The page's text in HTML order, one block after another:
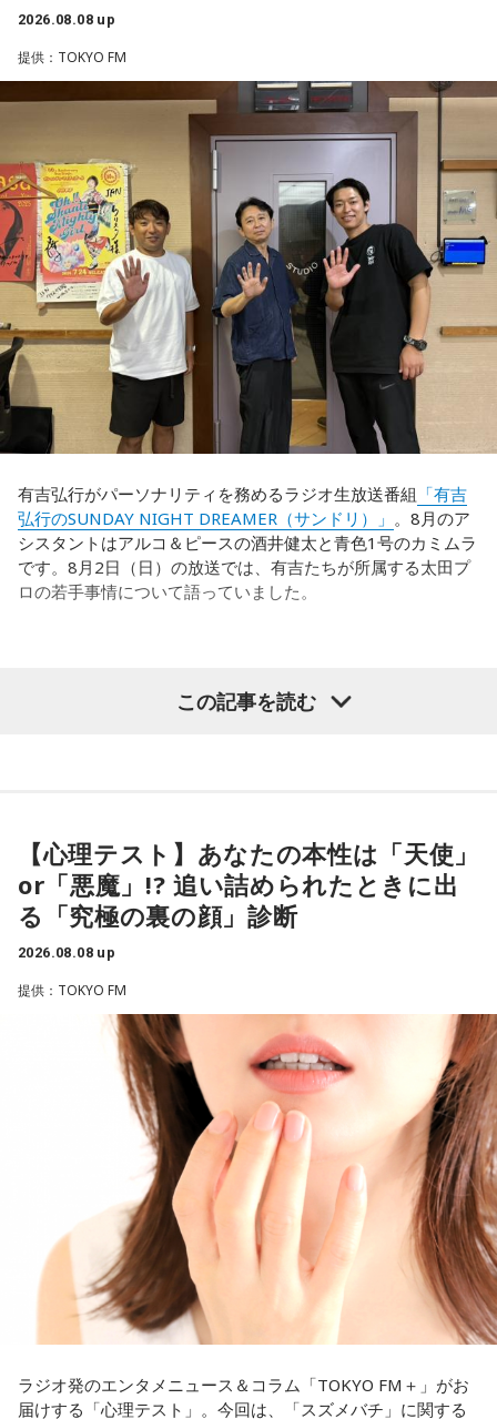
活かしながら幅広く活動しています。
◆福田正博がW杯ブラジル戦を総括
藤木：ブラジル戦で、前半は佐野海舟選手の素晴らしいイン
ターセプトからのゴールがありましたし、前半の終了間際に
は日本がボールを持つ時間もありました。しかし、後半に入
ってからブラジルが戦略を変えてきて、日本が一方的に押し
込まれてしまった。試合のなかで具体的な戦術が打ち出せな
かったと考えると、（選手のなかに）もう少し具体的な戦略
を示す人、ブレーンが必要なのかなと素人目には思ってしま
うのですが……。
福田：そういう見方も当然ありますし、それができれば一番
いいと思うのですが、森保監督は帰国後の会見で「戦術は後
出しジャンケンだ」と言っていたんです。どういうことかと
いうと、自分たちが変えたら相手がまた変えてくる、それに
対してまた変えていかなきゃならない。ベンチでその都度
に対して変化しなきゃいけない。「こういうやり方をしま
す」「だったらこう対応します」と。
そうすると、対応された側がまた変えてくるんですよ、それ
も試合中に。ですから、ベンチからでも戦術や戦略はある程
ブラジル戦のときも「守ろう」という気持ちはなくても、ブ
だ、これは日本だけではなく、アルゼンチンと対戦したイン
グランドもそういう展開になったんですよ。サッカーってそ
ういうスポーツなんですよね。
つまり、ベンチから何か言っても（すぐに戦術を）変えられ
るほど簡単なスポーツではないんです。なぜならば、相手が
それに対してまた変化をしてくるから。だから“個”の力を高め
◆世界で戦うために必要な“個”の力
藤木：今回、日本代表はケガ人が続出しましたが、それでも
あの戦いができたというのは、選手層も相当厚くなったとい
うことでしょうか？
福田：そうですね。選手層は厚くなっているし、森保監督の
「誰が出ても同じような戦いができる準備をしてきた」とい
う言葉がその通りであることを、グループステージで証明で
きていたと思います。でも、そこから上に行くためには、や
っぱり“個の力”が必要だったかなと感じています。
世界で見ても、日本だけでなく主力の選手がケガする国は
多々あって、それでも勝ち上がっていく力が必要なのがW杯
2026.08.08 up
提供：TOKYO FM
有吉弘行がパーソナリティを務めるラジオ生放送番組 「有吉
弘行のSUNDAY NIGHT DREAMER（サンドリ）」 。8月のア
シスタントはアルコ＆ピースの酒井健太と青色1号のカミムラ
です。8月2日（日）の放送では、有吉たちが所属する太田プ
ロの若手事情について語っていました。
とがあると切り出し、「賞レースで結果を残していないコン
ビ、（芸歴18年目の）ぐりんぴーすがよく愚痴をこぼしてい
るのは、最近の後輩は挨拶をしてくれないんだって（笑）」
と暴露します。
有吉自身は、今では後輩から挨拶されないことがまったくな
いため分からないと前置きしつつ、「ぐりんぴーすがそう言
っていたから……その辺はどう？ 風紀が乱れているかどうか」
と質問します。
これに対して、カミムラは「ぐりんぴーすさんが言っている
のは、1～2年目の芸人の子たちだと思うんですけど……たぶ
ん、その子たちは本当に挨拶していないと思います」と苦笑
い。有吉が「なんでなの？」と尋ねると、カミムラは「こん
なことを言うのもあれですけど、（ぐりんぴーすさんが）ど
ういう先輩か分かっていないんだと思います」と正直に語り
ます。
それを受け、有吉は「でもさ、この世界に入ったら俺だって
（若手の頃は）誰か分からない人にも一応挨拶するじゃな
い？ 何があるか分からないからさ」と持論を語ります。その
間は時代的に増えていますね」とリアルな実情を明かしま
す。
この記事を読む
【心理テスト】あなたの本性は「天使」
or「悪魔」!? 追い詰められたときに出
る「究極の裏の顔」診断
2026.08.08 up
提供：TOKYO FM
ラジオ発のエンタメニュース＆コラム「TOKYO FM＋」がお
届けする「心理テスト」。今回は、「スズメバチ」に関する